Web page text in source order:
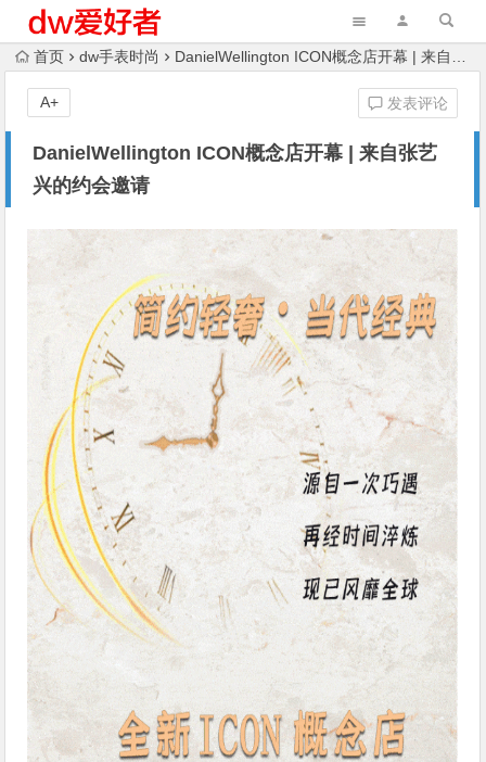
首页 dw手表时尚 DanielWellington ICON概念店开幕 | 来自张艺兴的约会邀请
DanielWellington ICON概念店开幕 | 来自张艺
兴的约会邀请
发表评论
A+